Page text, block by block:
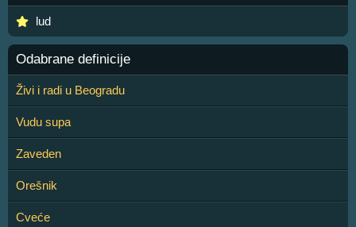
lud
Odabrane definicije
Živi i radi u Beogradu
Vudu supa
Zaveden
Orešnik
Cveće